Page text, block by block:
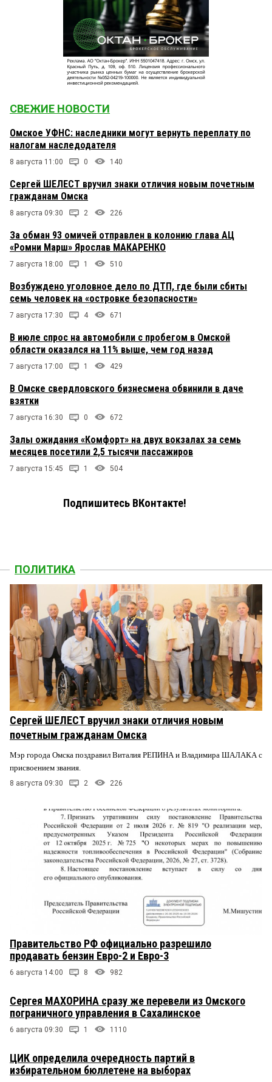
СВЕЖИЕ НОВОСТИ
Омское УФНС: наследники могут вернуть переплату по
налогам наследодателя
8 августа 11:00 0 140
Сергей ШЕЛЕСТ вручил знаки отличия новым почетным
гражданам Омска
8 августа 09:30 2 226
За обман 93 омичей отправлен в колонию глава АЦ
«Ромни Марш» Ярослав МАКАРЕНКО
7 августа 18:00 1 510
Возбуждено уголовное дело по ДТП, где были сбиты
семь человек на «островке безопасности»
7 августа 17:30 4 671
В июле спрос на автомобили с пробегом в Омской
области оказался на 11% выше, чем год назад
7 августа 17:00 1 429
В Омске свердловского бизнесмена обвинили в даче
взятки
7 августа 16:30 0 672
Залы ожидания «Комфорт» на двух вокзалах за семь
месяцев посетили 2,5 тысячи пассажиров
7 августа 15:45 1 504
Подпишитесь ВКонтакте!
ПОЛИТИКА
Сергей ШЕЛЕСТ вручил знаки отличия новым
почетным гражданам Омска
Мэр города Омска поздравил Виталия РЕПИНА и Владимира ШАЛАКА с
присвоением звания.
8 августа 09:30 2 226
Правительство РФ официально разрешило
продавать бензин Евро-2 и Евро-3
6 августа 14:00 8 982
Сергея МАХОРИНА сразу же перевели из Омского
пограничного управления в Сахалинское
6 августа 09:30 1 1110
ЦИК определила очередность партий в
избирательном бюллетене на выборах